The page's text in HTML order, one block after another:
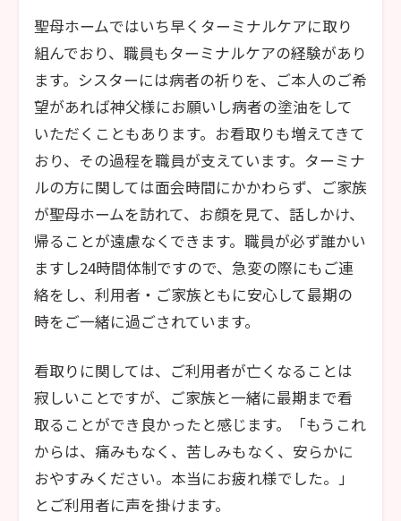
聖母ホームではいち早くターミナルケアに取り
組んでおり、職員もターミナルケアの経験があり
ます。シスターには病者の祈りを、ご本人のご希
望があれば神父様にお願いし病者の塗油をして
いただくこともあります。お看取りも増えてきて
おり、その過程を職員が支えています。ターミナ
ルの方に関しては面会時間にかかわらず、ご家族
が聖母ホームを訪れて、お顔を見て、話しかけ、
帰ることが遠慮なくできます。職員が必ず誰かい
ますし24時間体制ですので、急変の際にもご連
絡をし、利用者・ご家族ともに安心して最期の
時をご一緒に過ごされています。
看取りに関しては、ご利用者が亡くなることは
寂しいことですが、ご家族と一緒に最期まで看
取ることができ良かったと感じます。「もうこれ
からは、痛みもなく、苦しみもなく、安らかに
おやすみください。本当にお疲れ様でした。」
とご利用者に声を掛けます。